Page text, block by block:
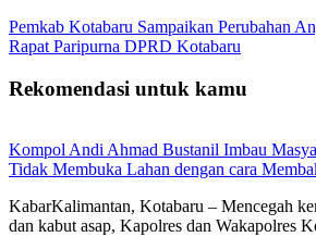
Pemkab Kotabaru Sampaikan Perubahan
Rapat Paripurna DPRD Kotabaru
Rekomendasi untuk kamu
Kompol Andi Ahmad Bustanil Imbau
Tidak Membuka Lahan dengan cara
KabarKalimantan, Kotabaru – Mencegah
dan kabut asap, Kapolres dan Wakapolres